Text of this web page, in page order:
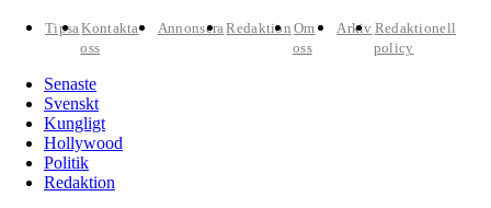
TipsaKontakta
oss
AnnonseraRedaktion Om
oss
Arkiv Redaktionell
policy
Senaste
Svenskt
Kungligt
Hollywood
Politik
Redaktion